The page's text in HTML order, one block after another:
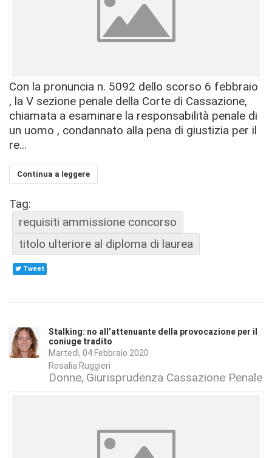
Con la pronuncia n. 5092 dello scorso 6 febbraio
, la V sezione penale della Corte di Cassazione,
chiamata a esaminare la responsabilità penale di
un uomo , condannato alla pena di giustizia per il
re...
Continua a leggere
Tag:
requisiti ammissione concorso
titolo ulteriore al diploma di laurea
Tweet
Stalking: no all’attenuante della provocazione per il
coniuge tradito
Martedì, 04 Febbraio 2020
Rosalia Ruggieri
Donne Giurisprudenza Cassazione Penale